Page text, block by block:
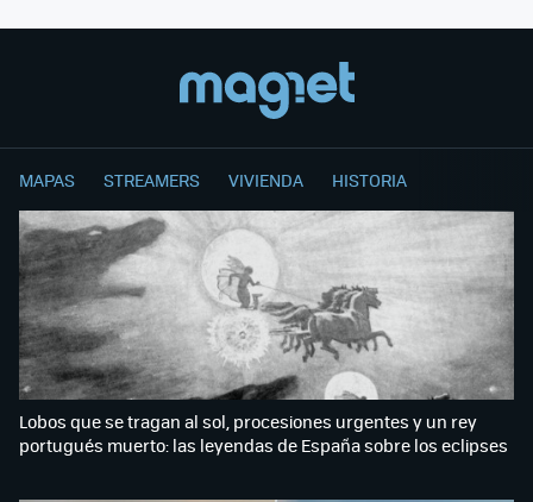
MAPAS STREAMERS VIVIENDA HISTORIA
Lobos que se tragan al sol, procesiones urgentes y un rey
portugués muerto: las leyendas de España sobre los eclipses